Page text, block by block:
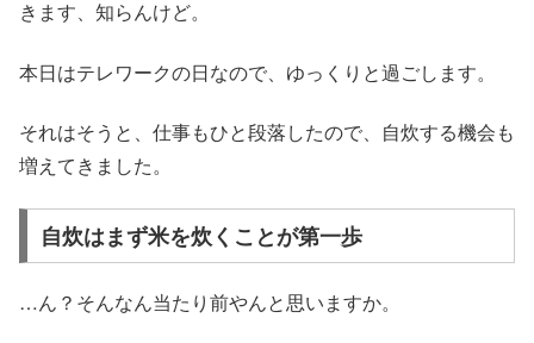
きます、知らんけど。
本日はテレワークの日なので、ゆっくりと過ごします。
それはそうと、仕事もひと段落したので、自炊する機会も
増えてきました。
自炊はまず米を炊くことが第一歩
…ん？そんなん当たり前やんと思いますか。